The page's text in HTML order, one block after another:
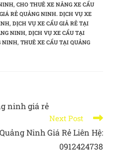
, CHO THUÊ XE NÂNG XE CẨU
RẺ QUẢNG NINH. DỊCH VỤ XE
, DỊCH VỤ XE CẨU GIẢ RẺ TẠI
NINH, DỊCH VỤ XE CẨU TẠI
NINH, THUÊ XE CẨU TẠI QUẢNG
ninh giá rẻ
Next Post
Ninh Giá Rẻ Liên Hệ:
0912424738